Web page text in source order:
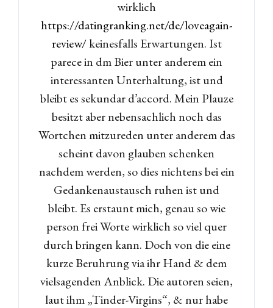
wirklich
https://datingranking.net/de/loveagain-
review/keinesfalls Erwartungen. Ist
parece in dm Bier unter anderem ein
interessanten Unterhaltung, ist und
bleibt es sekundar d’accord. Mein Plauze
besitzt aber nebensachlich noch das
Wortchen mitzureden unter anderem das
scheint davon glauben schenken
nachdem werden, so dies nichtens bei ein
Gedankenaustausch ruhen ist und
bleibt. Es erstaunt mich, genau so wie
person frei Worte wirklich so viel quer
durch bringen kann. Doch von die eine
kurze Beruhrung via ihr Hand & dem
vielsagenden Anblick. Die autoren seien,
laut ihm „Tinder-Virgins“, & nur habe